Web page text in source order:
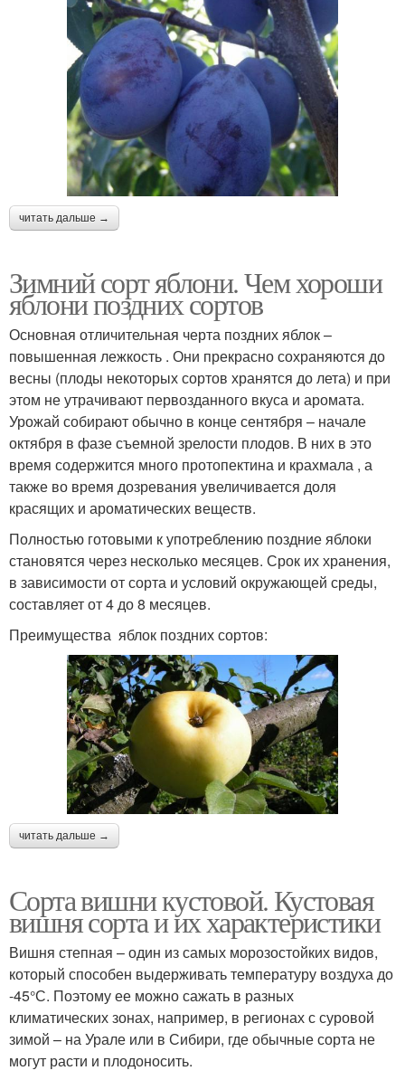
читать дальше →
Зимний сорт яблони. Чем хороши
яблони поздних сортов
Основная отличительная черта поздних яблок –
повышенная лежкость . Они прекрасно сохраняются до
весны (плоды некоторых сортов хранятся до лета) и при
этом не утрачивают первозданного вкуса и аромата.
Урожай собирают обычно в конце сентября – начале
октября в фазе съемной зрелости плодов. В них в это
время содержится много протопектина и крахмала , а
также во время дозревания увеличивается доля
красящих и ароматических веществ.
Полностью готовыми к употреблению поздние яблоки
становятся через несколько месяцев. Срок их хранения,
в зависимости от сорта и условий окружающей среды,
составляет от 4 до 8 месяцев.
Преимущества яблок поздних сортов:
читать дальше →
Сорта вишни кустовой. Кустовая
вишня сорта и их характеристики
Вишня степная – один из самых морозостойких видов,
который способен выдерживать температуру воздуха до
-45°С. Поэтому ее можно сажать в разных
климатических зонах, например, в регионах с суровой
зимой – на Урале или в Сибири, где обычные сорта не
могут расти и плодоносить.